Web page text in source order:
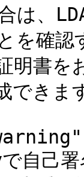
は、
を確
明書を
できま
己署